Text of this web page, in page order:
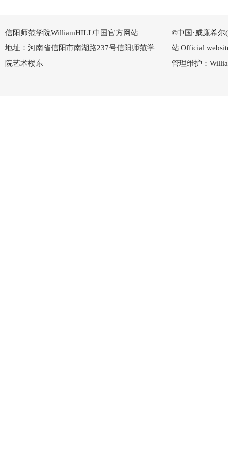
信阳师范学院WilliamHILL中国官方网站
地址：河南省信阳市南湖路237号信阳师范学
院艺术楼东
©中国·威廉希尔
站|Official
管理维护：